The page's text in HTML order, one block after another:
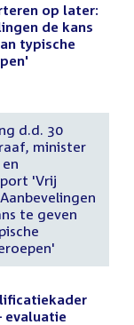
op later:
de kans
typische
d.d. 30
minister
'Vrij
te geven
evaluatie